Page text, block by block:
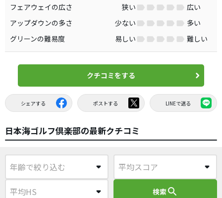
フェアウェイの広さ
狭い
広い
アップダウンの多さ
少ない
多い
グリーンの難易度
易しい 難しい
クチコミをする
シェアする ポストする LINEで送る
日本海ゴルフ倶楽部の最新クチコミ
検索search